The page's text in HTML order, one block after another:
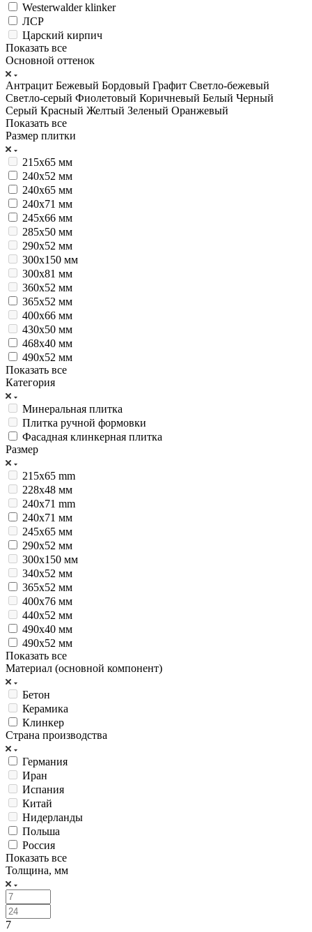
Westerwalder klinker
ЛСР
Царский кирпич
Показать все
Основной оттенок
Антрацит Бежевый Бордовый Графит Светло-бежевый
Светло-серый Фиолетовый Коричневый Белый Черный
Серый Красный Желтый Зеленый Оранжевый
Показать все
Размер плитки
215х65 мм
240x52 мм
240x65 мм
240x71 мм
245х66 мм
285х50 мм
290x52 мм
300х150 мм
300х81 мм
360x52 мм
365x52 мм
400х66 мм
430х50 мм
468x40 мм
490х52 мм
Показать все
Категория
Минеральная плитка
Плитка ручной формовки
Фасадная клинкерная плитка
Размер
215x65 mm
228х48 мм
240x71 mm
240х71 мм
245х65 мм
290х52 мм
300х150 мм
340х52 мм
365х52 мм
400х76 мм
440х52 мм
490х40 мм
490х52 мм
Показать все
Материал (основной компонент)
Бетон
Керамика
Клинкер
Страна производства
Германия
Иран
Испания
Китай
Нидерланды
Польша
Россия
Показать все
Толщина, мм
7